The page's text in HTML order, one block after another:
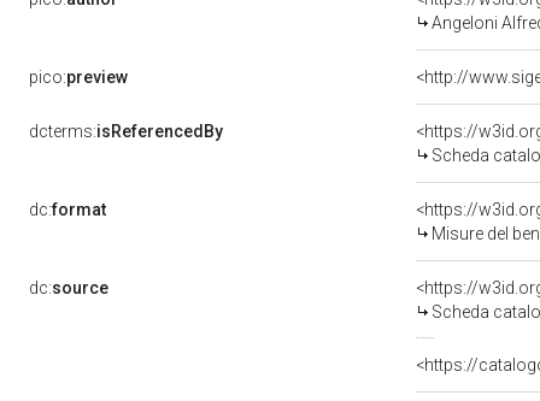
Angeloni
pico:preview
dcterms:isReferencedBy
<https://
Scheda
dc:format
<https://
Misure del
dc:source
<https://
Scheda
<https://